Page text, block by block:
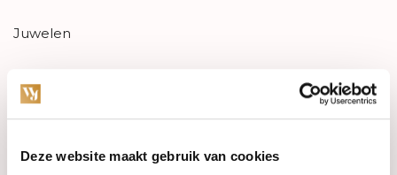
Deze website maakt gebruik van cookies
Juwelen
PRE-OWNED
Luxe Accessoires